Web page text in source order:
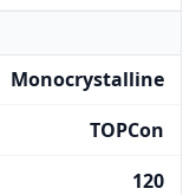
Monocrystalline
TOPCon
120